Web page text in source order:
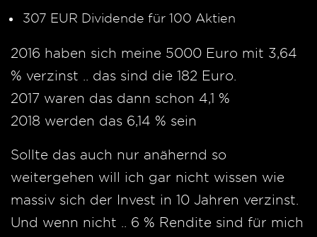
307 EUR Dividende für 100 Aktien
2016 haben sich meine 5000 Euro mit 3,64
% verzinst .. das sind die 182 Euro.
2017 waren das dann schon 4,1 %
2018 werden das 6,14 % sein
Sollte das auch nur anähernd so
weitergehen will ich gar nicht wissen wie
massiv sich der Invest in 10 Jahren verzinst.
Und wenn nicht .. 6 % Rendite sind für mich